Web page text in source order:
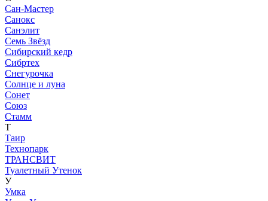
Сан-Мастер
Санокс
Санэлит
Семь Звёзд
Сибирский кедр
Сибртех
Снегурочка
Солнце и луна
Сонет
Союз
Стамм
Т
Таир
Технопарк
ТРАНСВИТ
Туалетный Утенок
У
Умка